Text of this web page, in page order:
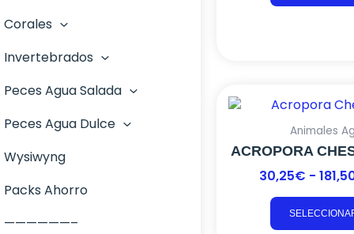
Corales
Invertebrados
Peces Agua Salada
Peces Agua Dulce
Wysiwyng
Packs Ahorro
——————–
Animales
ACROPORA
30,25€ -